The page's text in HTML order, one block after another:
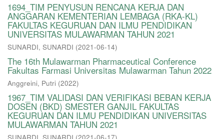
1694_TIM PENYUSUN RENCANA KERJA DAN
ANGGARAN KEMENTERIAN LEMBAGA (RKA-KL)
FAKULTAS KEGURUAN DAN ILMU PENDIDIKAN
UNIVERSITAS MULAWARMAN TAHUN 2021
SUNARDI, SUNARDI (2021-06-14)
The 16th Mulawarman Pharmaceutical Conference
Fakultas Farmasi Universitas Mulawarman Tahun 2022
Anggreini, Putri (2022)
1967_TIM VALIDASI DAN VERIFIKASI BEBAN KERJA
DOSEN (BKD) SMESTER GANJIL FAKULTAS
KEGURUAN DAN ILMU PENDIDIKAN UNIVERSITAS
MULAWARMAN TAHUN 2021